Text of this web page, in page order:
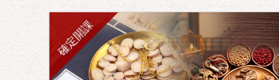
確定開課